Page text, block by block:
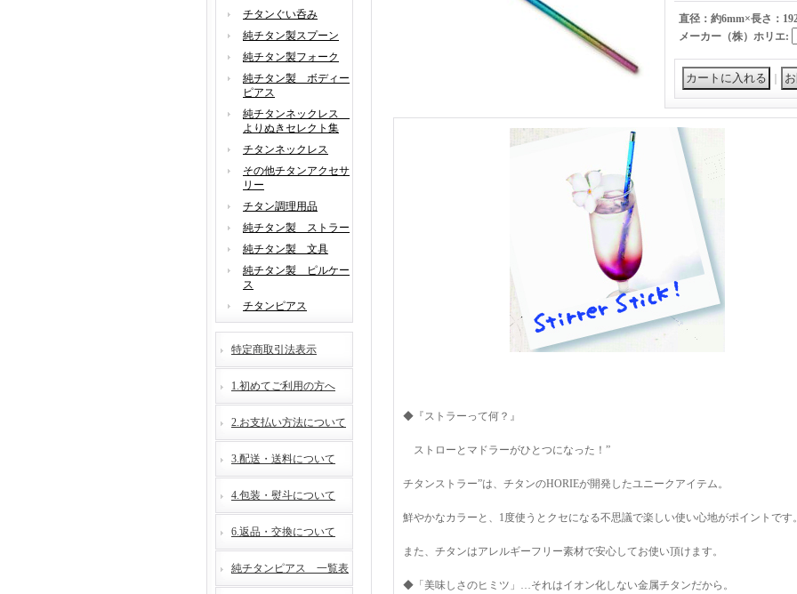
チタンぐい呑み
純チタン製スプーン
純チタン製フォーク
純チタン製 ボディー
ピアス
純チタンネックレス
よりぬきセレクト集
チタンネックレス
その他チタンアクセサ
リー
チタン調理用品
純チタン製 ストラー
純チタン製 文具
純チタン製 ピルケー
ス
チタンピアス
特定商取引法表示
1.初めてご利用の方へ
2.お支払い方法について
3.配送・送料について
4.包装・熨斗について
6.返品・交換について
純チタンピアス 一覧表
直径：約6mm×長さ：
メーカー（株）ホリエ:
◆『ストラーって何？』
ストローとマドラーがひとつになった！”
チタンストラー”は、チタンのHORIEが開発したユニークアイテム。
鮮やかなカラーと、1度使うとクセになる不思議で楽しい使い心地がポイントです
また、チタンはアレルギーフリー素材で安心してお使い頂けます。
◆「美味しさのヒミツ」…それはイオン化しない金属チタンだから。